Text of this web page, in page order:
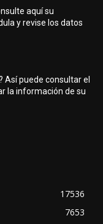
aquí su
y revise los datos
Así puede consultar el
la información de su
17536
7653